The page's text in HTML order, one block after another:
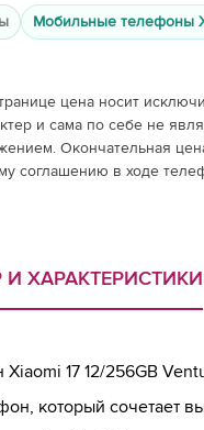
Мобильные телефоны
цена носит
и сама по себе не
Окончательная
соглашению в ходе
ХАРАКТЕРИСТИКИ
17 12/256GB
который сочетает